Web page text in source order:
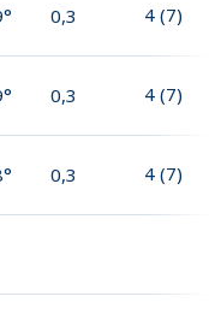
0,3 4 (7)
0,3 4 (7)
0,3 4 (7)